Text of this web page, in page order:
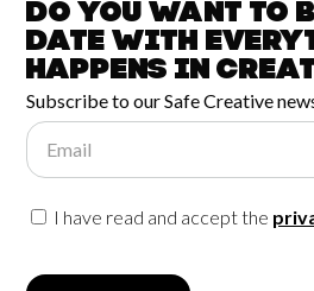
Do you want to
date with
happens in
Subscribe to our Safe Creative
Email
I have read and accept the